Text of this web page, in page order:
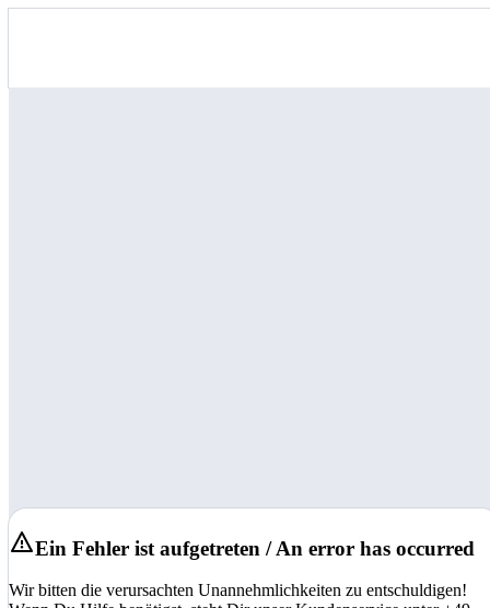
Ein Fehler ist aufgetreten / An error has occurred
Wir bitten die verursachten Unannehmlichkeiten zu entschuldigen!